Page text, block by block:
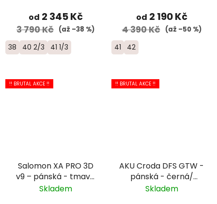
od 2 345 Kč
3 790 Kč (až –38 %)
38 40 2/3 41 1/3
od 2 190 Kč
4 390 Kč (až –50 %)
41 42
!! BRUTAL AKCE !!
Salomon XA PRO 3D
v9 – pánská - tmavě
zelená/černá
Skladem
!! BRUTAL AKCE !!
AKU Croda DFS GTW -
pánská - černá/
šedá/oranžová
Skladem